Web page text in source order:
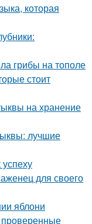
которая
грибы на тополе
стоит
на хранение
лучшие
для своего
яблони